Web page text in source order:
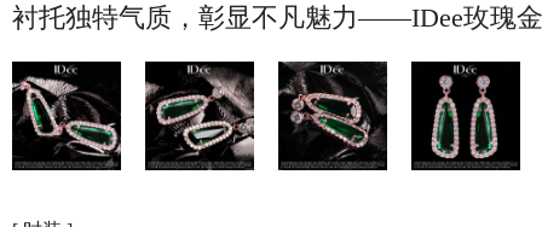
衬托独特气质，彰显不凡魅力——IDee玫瑰